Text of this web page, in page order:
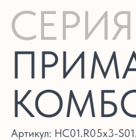
СЕРИЯ
Артикул: HC01.R05x3-